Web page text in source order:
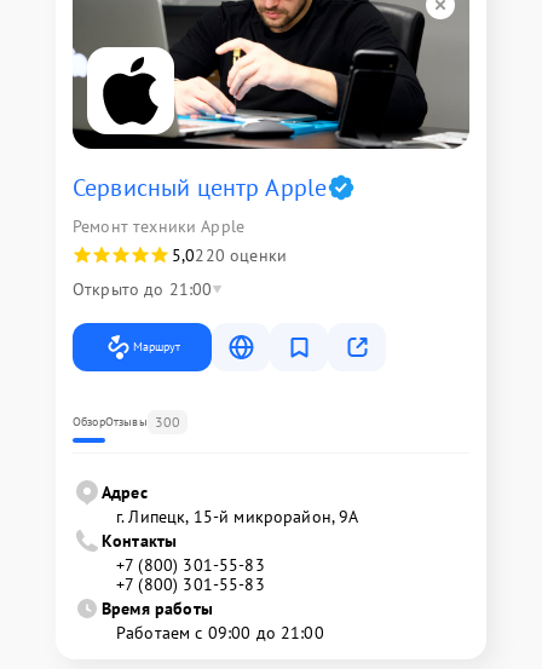
Сервисный центр Apple
Ремонт техники Apple
5,0220 оценки
Открыто до 21:00
Маршрут
ОбзорОтзывы 300
Адрес
г. Липецк, 15-й микрорайон, 9А
Контакты
+7 (800) 301-55-83
+7 (800) 301-55-83
Время работы
Работаем с 09:00 до 21:00